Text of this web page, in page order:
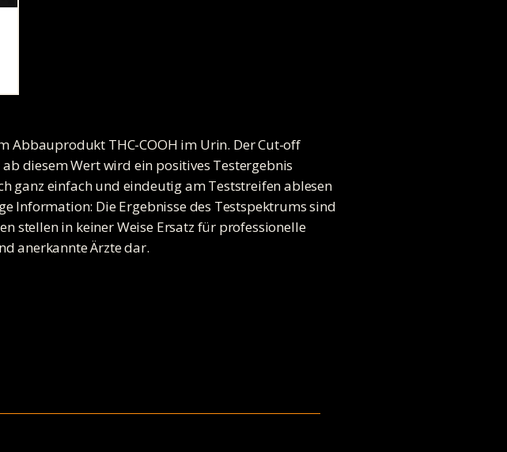
Abbauprodukt THC-COOH im Urin. Der Cut-off
diesem Wert wird ein positives Testergebnis
ganz einfach und eindeutig am Teststreifen ablesen
Information: Die Ergebnisse des Testspektrums sind
stellen in keiner Weise Ersatz für professionelle
anerkannte Ärzte dar.